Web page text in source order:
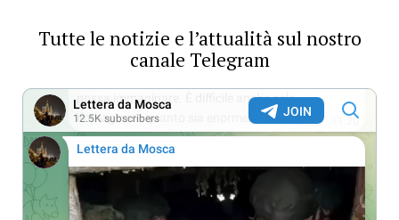
Tutte le notizie e l’attualità sul nostro
canale Telegram